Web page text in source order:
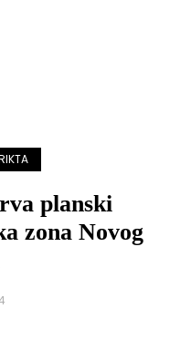
planski
zona Novog